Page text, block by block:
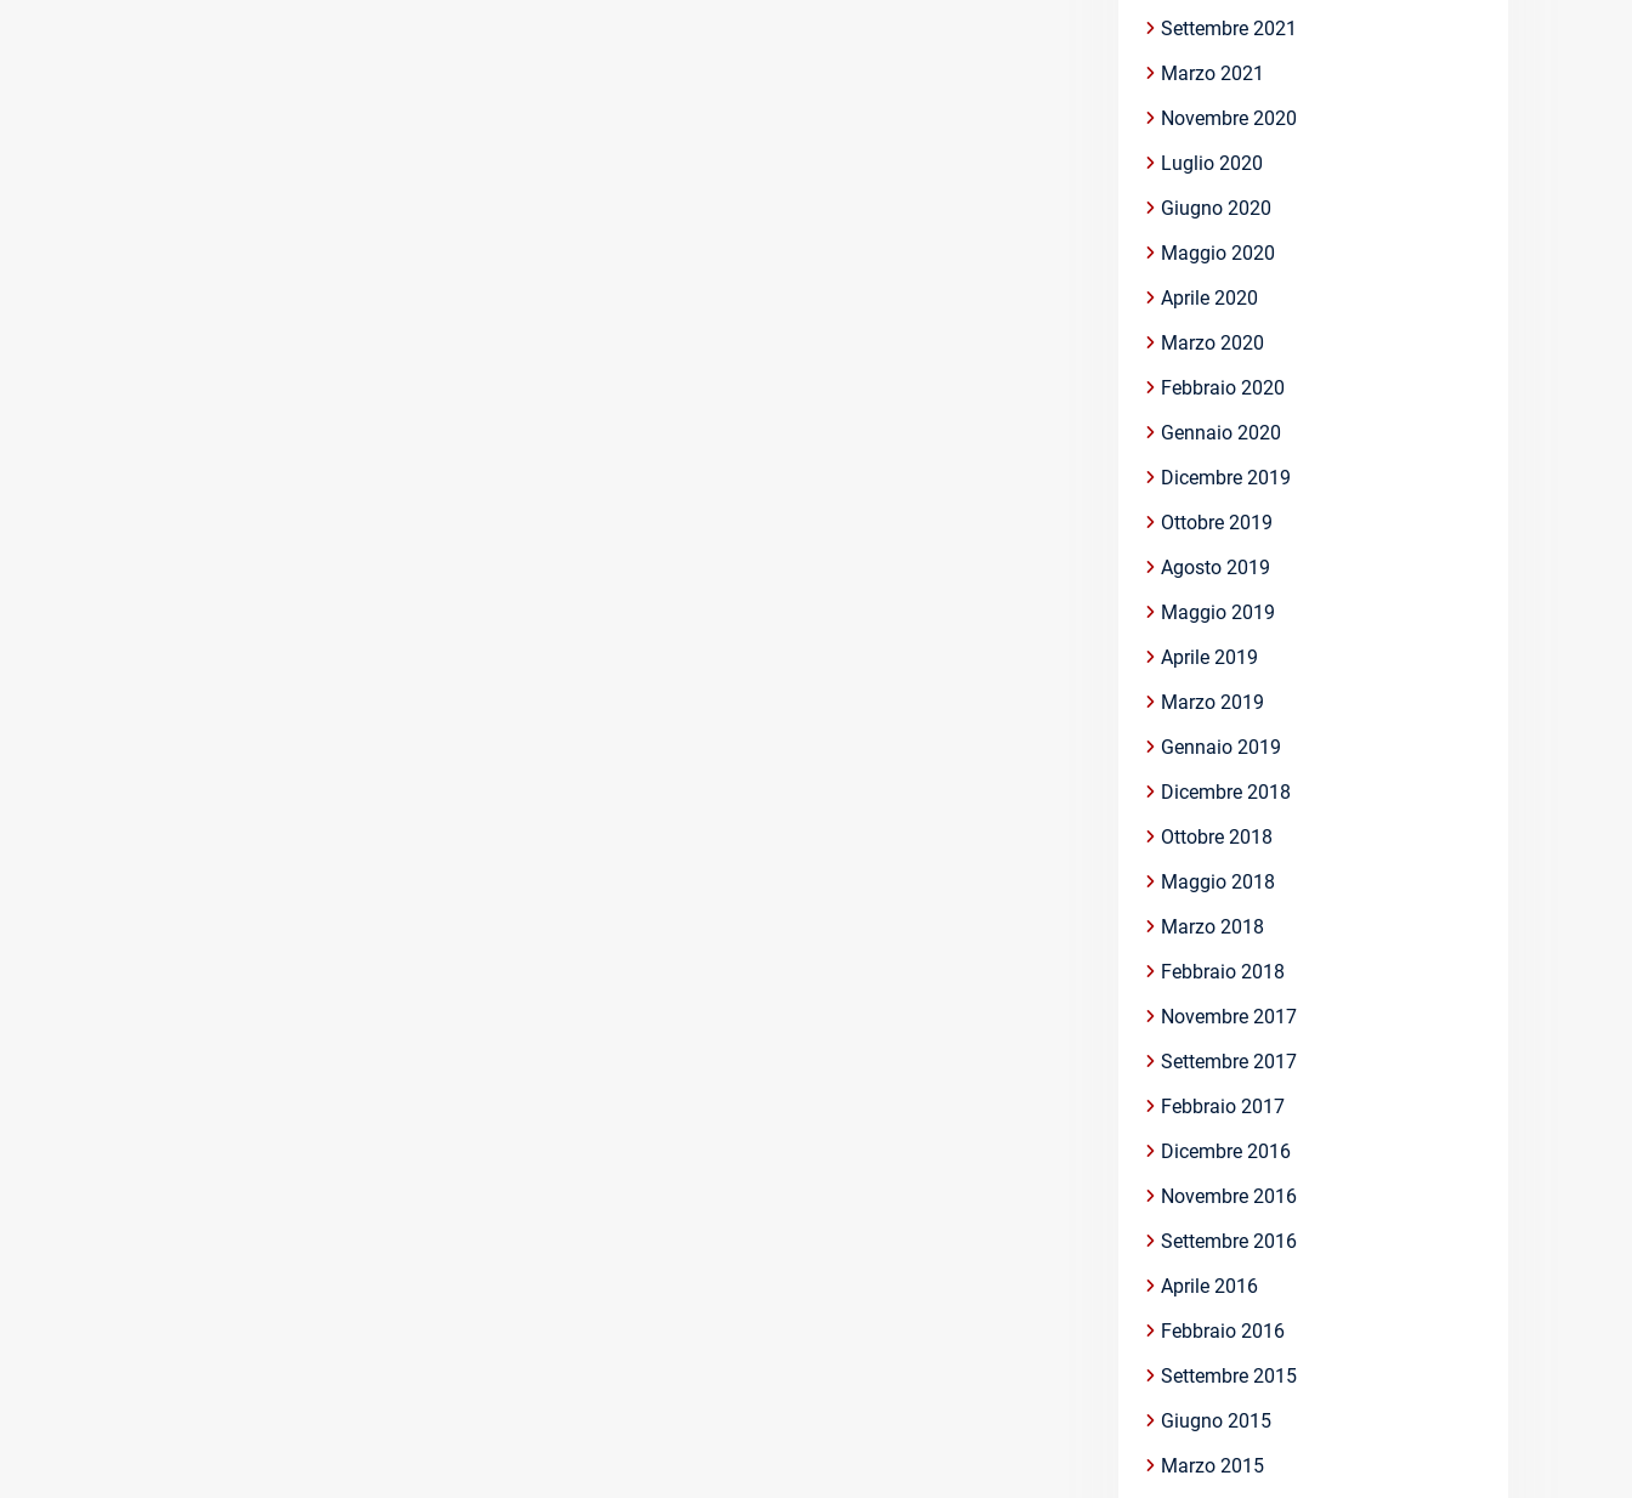
Settembre 2021
Marzo 2021
Novembre 2020
Luglio 2020
Giugno 2020
Maggio 2020
Aprile 2020
Marzo 2020
Febbraio 2020
Gennaio 2020
Dicembre 2019
Ottobre 2019
Agosto 2019
Maggio 2019
Aprile 2019
Marzo 2019
Gennaio 2019
Dicembre 2018
Ottobre 2018
Maggio 2018
Marzo 2018
Febbraio 2018
Novembre 2017
Settembre 2017
Febbraio 2017
Dicembre 2016
Novembre 2016
Settembre 2016
Aprile 2016
Febbraio 2016
Settembre 2015
Giugno 2015
Marzo 2015